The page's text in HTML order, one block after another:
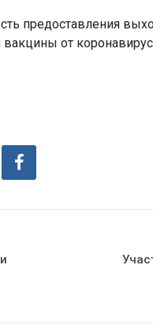
предоставления
от